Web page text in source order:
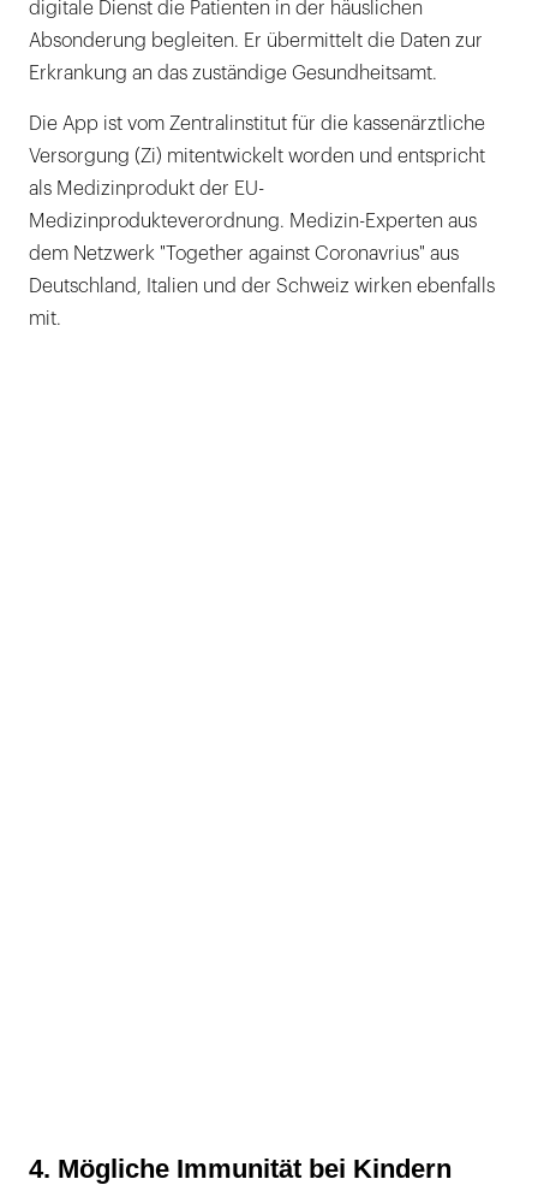
digitale Dienst die Patienten in der häuslichen
Absonderung begleiten. Er übermittelt die Daten zur
Erkrankung an das zuständige Gesundheitsamt.
Die App ist vom Zentralinstitut für die kassenärztliche
Versorgung (Zi) mitentwickelt worden und entspricht
als Medizinprodukt der EU-
Medizinprodukteverordnung. Medizin-Experten aus
dem Netzwerk "Together against Coronavrius" aus
Deutschland, Italien und der Schweiz wirken ebenfalls
mit.
4. Mögliche Immunität bei Kindern